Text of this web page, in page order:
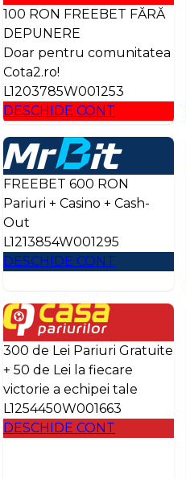
100 RON FREEBET FĂRĂ
DEPUNERE
Doar pentru comunitatea
Cota2.ro!
L1203785W001253
DESCHIDE CONT
FREEBET 600 RON
Pariuri + Casino + Cash-
Out
L1213854W001295
DESCHIDE CONT
300 de Lei Pariuri Gratuite
+ 50 de Lei la fiecare
victorie a echipei tale
L1254450W001663
DESCHIDE CONT